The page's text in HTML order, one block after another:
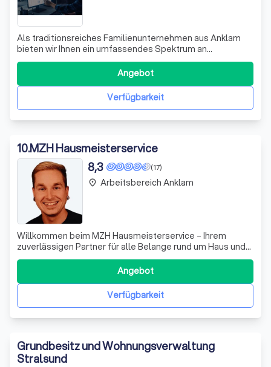
Als traditionsreiches Familienunternehmen aus Anklam
bieten wir Ihnen ein umfassendes Spektrum an
Gebäudedienstleistungen, das sich von der Insel Rügen
bis Usedom erstreckt. Unser Meisterbetrieb zeichnet sich
durch höchste Qualitätsstandards und kontinuierliche
Innovationen in Prozessen und Verfahre
Verfügbarkeit
Angebot
10.MZH Hausmeisterservice
(17)
8,3
Willkommen beim MZH Hausmeisterservice – Ihrem
zuverlässigen Partner für alle Belange rund um Haus und
Garten! Wir nehmen Ihre Wünsche ernst und setzen alles
daran, Ihnen den besten Service zu bieten. Unsere
umfangreichen Hausmeisterdienste umfassen
Reparaturen, Ausbesserungen sowie professionelle B
Verfügbarkeit
Angebot
place Arbeitsbereich Anklam
Grundbesitz und Wohnungsverwaltung
Stralsund